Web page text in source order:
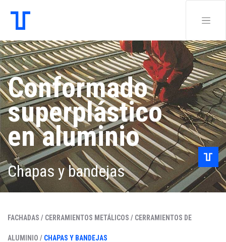
Conformado
superplástico
en aluminio
Chapas y bandejas
FACHADAS / CERRAMIENTOS METÁLICOS / CERRAMIENTOS DE
ALUMINIO / CHAPAS Y BANDEJAS